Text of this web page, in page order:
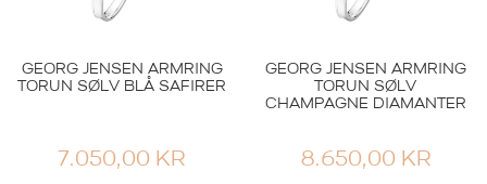
GEORG JENSEN ARMRING
TORUN SØLV BLÅ SAFIRER
7.050,00 KR
GEORG JENSEN ARMRING
TORUN SØLV
CHAMPAGNE DIAMANTER
8.650,00 KR